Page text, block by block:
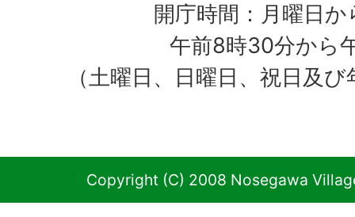
開庁時間：月曜日か
午前8時30分から
（土曜日、日曜日、祝日及
Copyright (C) 2008 Nosegawa